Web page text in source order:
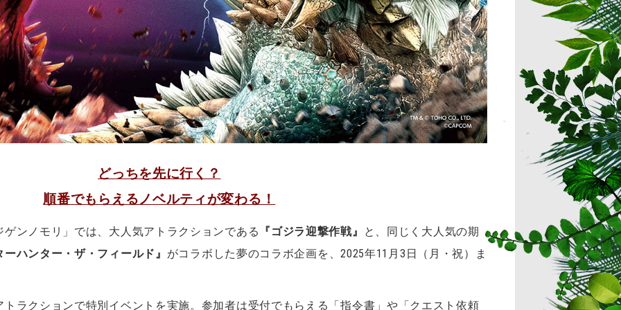
どっちを先に行く？
順番でもらえるノベルティが変わる！
ンノモリ」では、大人気アトラクションである 『ゴジラ迎撃作戦』
と、同じく大人気の期
ハンター・ザ・フィールド』 がコラボした夢のコラボ企画を、2025年11月3日（月・祝）ま
ラクションで特別イベントを実施。参加者は受付でもらえる「指令書」や「クエスト依頼